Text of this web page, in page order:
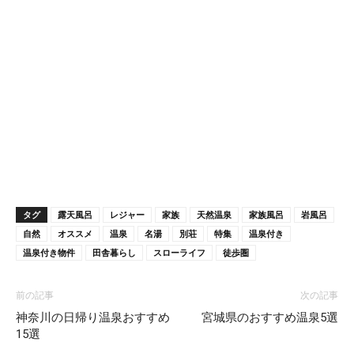
タグ 露天風呂 レジャー 家族 天然温泉 家族風呂
岩風呂
自然
オススメ 温泉 名湯 別荘 特集
温泉付き
温泉付き物件
田舎暮らし スローライフ 徒歩圏
前の記事
神奈川の日帰り温泉おすすめ
15選
次の記事
宮城県のおすすめ温泉5選